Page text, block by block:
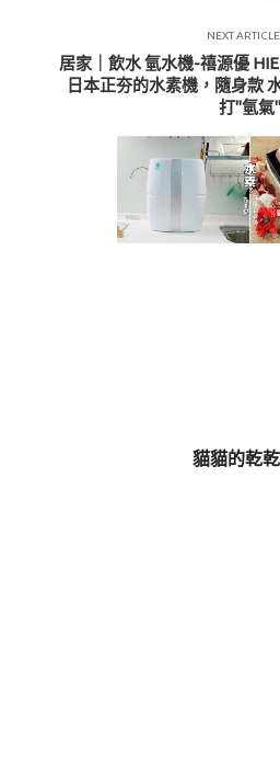
NEXT
居家｜飲水 氫水機-禧源優
日本正夯的水素機，隨身款
打"氫氣"
貓貓的乾